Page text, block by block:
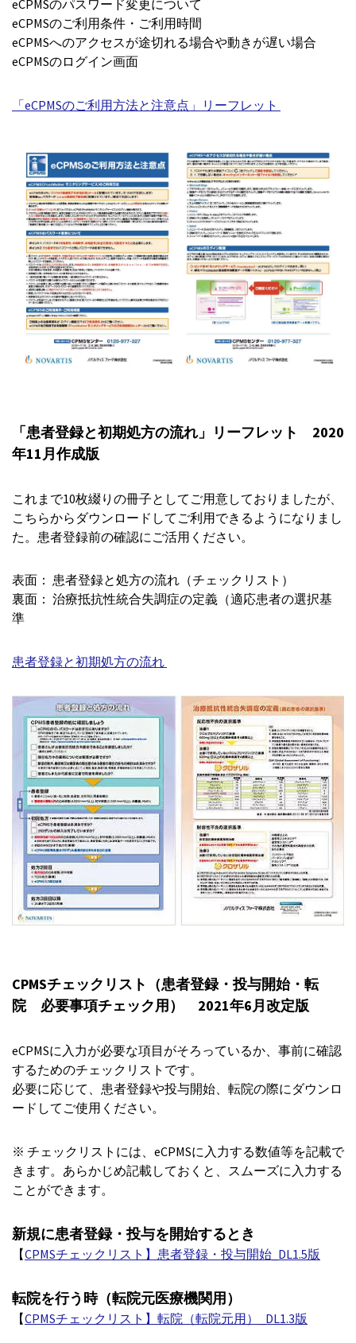
eCPMSのパスワード変更について
eCPMSのご利用条件・ご利用時間
eCPMSへのアクセスが途切れる場合や動きが遅い場合
eCPMSのログイン画面
「eCPMSのご利用方法と注意点」リーフレット
「患者登録と初期処方の流れ」リーフレット 2020
年11月作成版
これまで10枚綴りの冊子としてご用意しておりましたが、
こちらからダウンロードしてご利用できるようになりまし
た。患者登録前の確認にご活用ください。
表面： 患者登録と処方の流れ（チェックリスト）
裏面： 治療抵抗性統合失調症の定義（適応患者の選択基
準
患者登録と初期処方の流れ
CPMSチェックリスト（患者登録・投与開始・転
院 必要事項チェック用） 2021年6月改定版
eCPMSに入力が必要な項目がそろっているか、事前に確認
するためのチェックリストです。
必要に応じて、患者登録や投与開始、転院の際にダウンロ
ードしてご使用ください。
※ チェックリストには、eCPMSに入力する数値等を記載で
きます。あらかじめ記載しておくと、スムーズに入力する
ことができます。
新規に患者登録・投与を開始するとき
【CPMSチェックリスト】患者登録・投与開始_DL1.5版
転院を行う時（転院元医療機関用）
【CPMSチェックリスト】転院（転院元用）_DL1.3版